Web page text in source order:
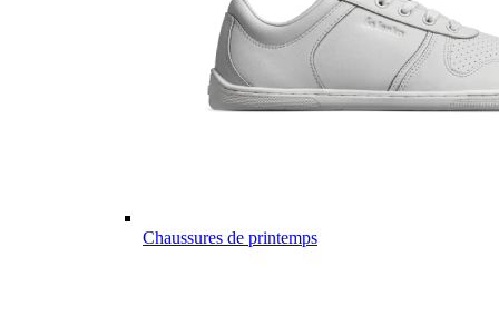
Chaussures de printemps